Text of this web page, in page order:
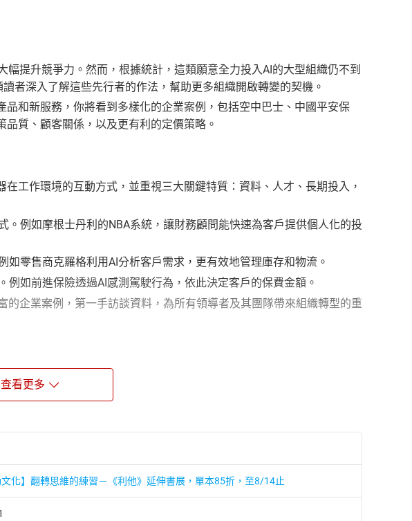
提升競爭力。然而，根據統計，這類願意全力投入AI的大型組織仍不到
者深入了解這些先行者的作法，幫助更多組織開啟轉變的契機。
和新服務，你將看到多樣化的企業案例，包括空中巴士、中國平安保
質、顧客關係，以及更有利的定價策略。
工作環境的互動方式，並重視三大關鍵特質：資料、人才、長期投入，
例如摩根士丹利的NBA系統，讓財務顧問能快速為客戶提供個人化的投
零售商克羅格利用AI分析客戶需求，更有效地管理庫存和物流。
如前進保險透過AI感測駕駛行為，依此決定客戶的保費金額。
企業案例，第一手訪談資料，為所有領導者及其團隊帶來組織轉型的重
慧作為企業轉型資源，請閱讀本書並遵循建議。」──馬可．顏西提
最佳收益。本書是從人工智慧中提取最大價值的絕佳指南。」──派許．
差異化和績效表現的關鍵。本書作者指出，傳統企業需要具備多方面的
爭優勢。」──蓋瑞．洛夫曼（Gary Loveman），Well健康科技公司董事
查看更多
文化】翻轉思維的練習－《利他》延伸書展，單本85折，至8/14止